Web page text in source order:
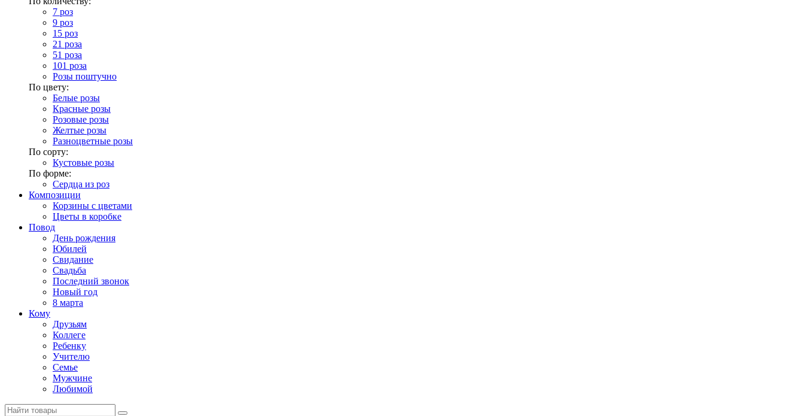
7 роз
9 роз
15 роз
21 роза
51 роза
101 роза
Розы поштучно
По цвету:
Белые розы
Красные розы
Розовые розы
Желтые розы
Разноцветные розы
По сорту:
Кустовые розы
По форме:
Сердца из роз
Композиции
Корзины с цветами
Цветы в коробке
Повод
День рождения
Юбилей
Свидание
Свадьба
Последний звонок
Новый год
8 марта
Кому
Друзьям
Коллеге
Ребенку
Учителю
Семье
Мужчине
Любимой